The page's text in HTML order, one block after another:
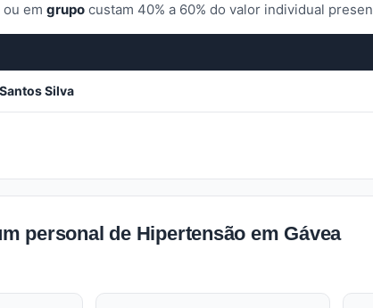
ou em grupo custam 40% a 60% do valor individual
Silva
personal de Hipertensão em Gávea